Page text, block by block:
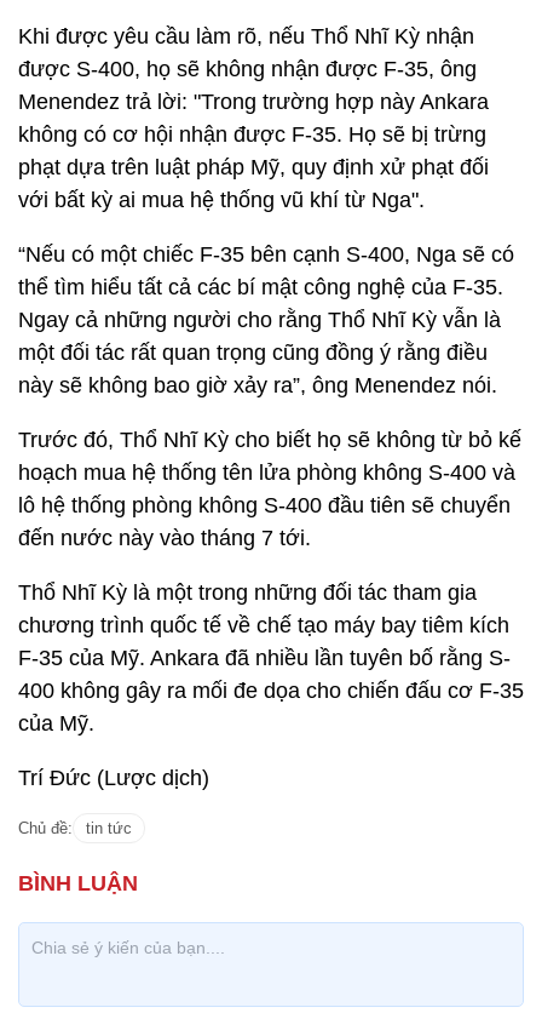
Khi được yêu cầu làm rõ, nếu Thổ Nhĩ Kỳ nhận
được S-400, họ sẽ không nhận được F-35, ông
Menendez trả lời: "Trong trường hợp này Ankara
không có cơ hội nhận được F-35. Họ sẽ bị trừng
phạt dựa trên luật pháp Mỹ, quy định xử phạt đối
với bất kỳ ai mua hệ thống vũ khí từ Nga".
“Nếu có một chiếc F-35 bên cạnh S-400, Nga sẽ có
thể tìm hiểu tất cả các bí mật công nghệ của F-35.
Ngay cả những người cho rằng Thổ Nhĩ Kỳ vẫn là
một đối tác rất quan trọng cũng đồng ý rằng điều
này sẽ không bao giờ xảy ra”, ông Menendez nói.
Trước đó, Thổ Nhĩ Kỳ cho biết họ sẽ không từ bỏ kế
hoạch mua hệ thống tên lửa phòng không S-400 và
lô hệ thống phòng không S-400 đầu tiên sẽ chuyển
đến nước này vào tháng 7 tới.
Thổ Nhĩ Kỳ là một trong những đối tác tham gia
chương trình quốc tế về chế tạo máy bay tiêm kích
F-35 của Mỹ. Ankara đã nhiều lần tuyên bố rằng S-
400 không gây ra mối đe dọa cho chiến đấu cơ F-35
của Mỹ.
Trí Đức (Lược dịch)
Chủ đề: tin tức